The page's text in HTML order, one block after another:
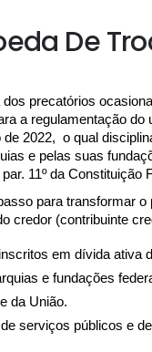
De
precatórios
a regulamentação
2022, o qual
e pelas suas
11º da Constituição
para transformar
credor (contribuinte
em dívida ativa
e fundações
da União.
serviços públicos e